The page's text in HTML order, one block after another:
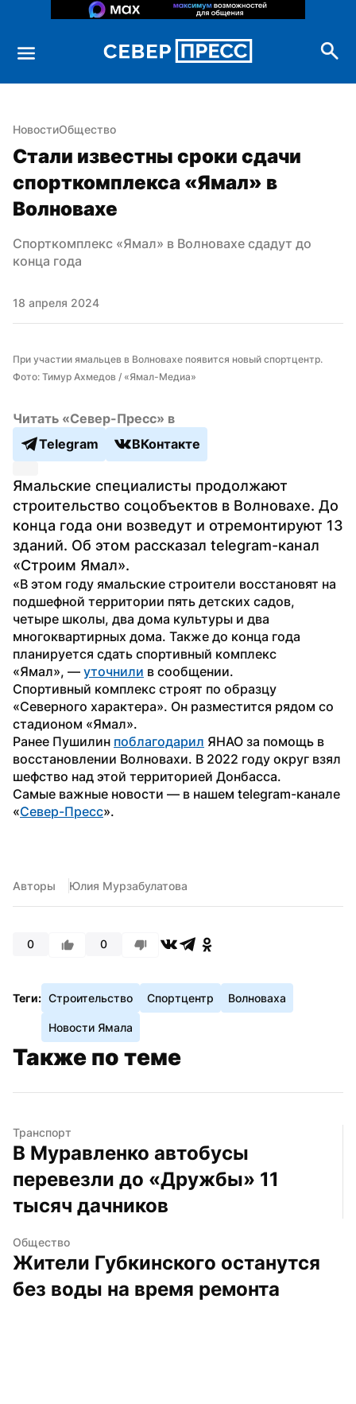
НовостиОбщество
Стали известны сроки сдачи
спорткомплекса «Ямал» в
Волновахе
Спорткомплекс «Ямал» в Волновахе сдадут до
конца года
18 апреля 2024
При участии ямальцев в Волновахе появится новый спортцентр.
Фото: Тимур Ахмедов / «Ямал-Медиа»
Читать «Север-Пресс» в
Telegram
ВКонтакте
Ямальские специалисты продолжают
строительство соцобъектов в Волновахе. До
конца года они возведут и отремонтируют 13
зданий. Об этом рассказал telegram-канал
«Строим Ямал».
«В этом году ямальские строители восстановят на
подшефной территории пять детских садов,
четыре школы, два дома культуры и два
многоквартирных дома. Также до конца года
планируется сдать спортивный комплекс
«Ямал», — уточнили в сообщении.
Спортивный комплекс строят по образцу
«Северного характера». Он разместится рядом со
стадионом «Ямал».
Ранее Пушилин поблагодарил ЯНАО за помощь в
восстановлении Волновахи. В 2022 году округ взял
шефство над этой территорией Донбасса.
Самые важные новости — в нашем telegram-канале
«Север-Пресс».
Авторы Юлия Мурзабулатова
0 0
Теги: Строительство Спортцентр Волноваха
Новости Ямала
Также по теме
Транспорт
В Муравленко автобусы
перевезли до «Дружбы» 11
тысяч дачников
Общество
Жители Губкинского останутся
без воды на время ремонта